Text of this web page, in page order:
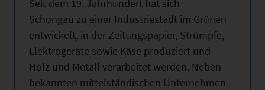
Seit dem 19. Jahrhundert hat sich
Schongau zu einer Industriestadt im Grünen
entwickelt, in der Zeitungspapier, Strümpfe,
Elektrogeräte sowie Käse produziert und
Holz und Metall verarbeitet werden. Neben
bekannten mittelständischen Unternehmen